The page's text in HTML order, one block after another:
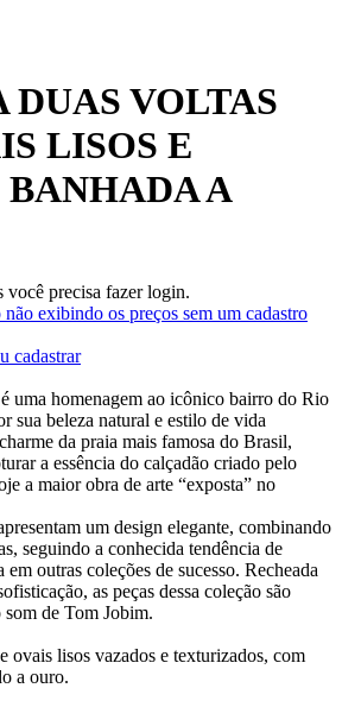
DUAS VOLTAS
LISOS E
A
você precisa fazer login.
exibindo os preços sem um cadastro
cadastrar
uma homenagem ao icônico bairro do Rio
sua beleza natural e estilo de vida
da praia mais famosa do Brasil,
a essência do calçadão criado pelo
a maior obra de arte “exposta” no
um design elegante, combinando
seguindo a conhecida tendência de
outras coleções de sucesso. Recheada
as peças dessa coleção são
som de Tom Jobim.
ovais lisos vazados e texturizados, com
a ouro.